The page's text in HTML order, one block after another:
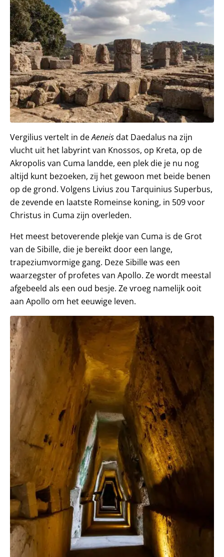
Vergilius vertelt in deAeneisdat Daedalus na zijn
vlucht uit het labyrint van Knossos, op Kreta, op de
Akropolis van Cuma landde, een plek die je nu nog
altijd kunt bezoeken, zij het gewoon met beide benen
op de grond. Volgens Livius zou Tarquinius Superbus,
de zevende en laatste Romeinse koning, in 509 voor
Christus in Cuma zijn overleden.
Het meest betoverende plekje van Cuma is de Grot
van de Sibille, die je bereikt door een lange,
trapeziumvormige gang. Deze Sibille was een
waarzegster of profetes van Apollo. Ze wordt meestal
afgebeeld als een oud besje. Ze vroeg namelijk ooit
aan Apollo om het eeuwige leven.